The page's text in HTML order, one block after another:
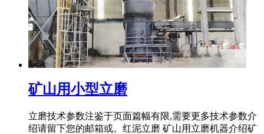
矿山用小型立磨
立磨技术参数注鉴于页面篇幅有限,需要更多技术参数介
绍请留下您的邮箱或。红泥立磨 矿山用立磨机器介绍矿